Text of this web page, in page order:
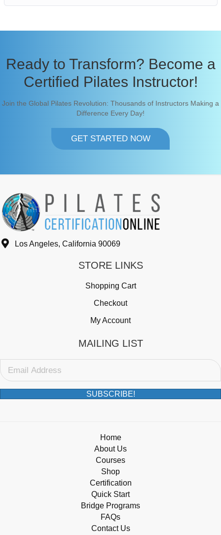
Ready to Transform? Become a
Certified Pilates Instructor!
Join the Global Pilates Revolution: Thousands of Instructors Making a
Difference Every Day!
GET STARTED NOW
Los Angeles, California 90069
STORE LINKS
Shopping Cart
Checkout
My Account
MAILING LIST
SUBSCRIBE!
Home
About Us
Courses
Shop
Certification
Quick Start
Bridge Programs
FAQs
Contact Us